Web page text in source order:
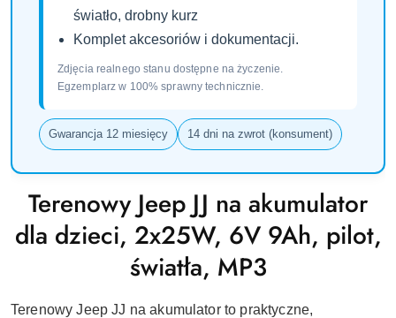
światło, drobny kurz
Komplet akcesoriów i dokumentacji.
Zdjęcia realnego stanu dostępne na życzenie.
Egzemplarz w 100% sprawny technicznie.
Gwarancja 12 miesięcy 14 dni na zwrot (konsument)
Terenowy Jeep JJ na akumulator
dla dzieci, 2x25W, 6V 9Ah, pilot,
światła, MP3
Terenowy Jeep JJ na akumulator to praktyczne,